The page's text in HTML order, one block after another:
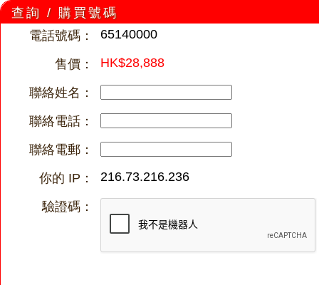
查詢 / 購買號碼
電話號碼：
65140000
售價： HK$28,888
聯絡姓名：
聯絡電話：
聯絡電郵：
你的 IP：
216.73.216.236
驗證碼：